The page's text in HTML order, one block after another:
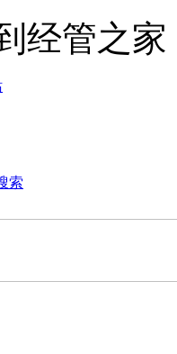
经管之家
索